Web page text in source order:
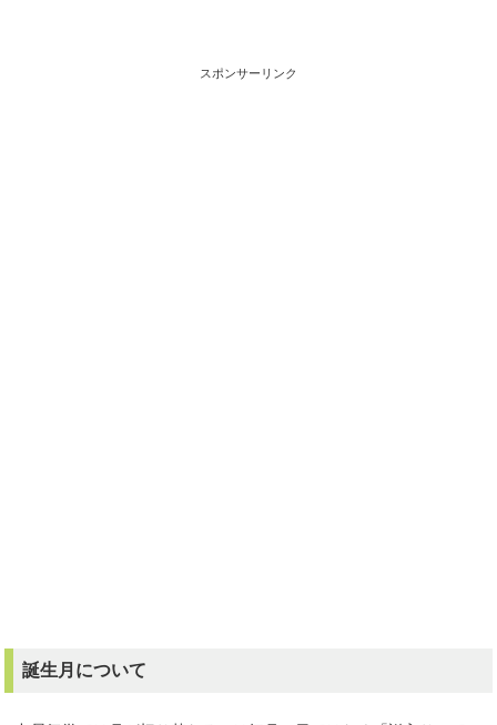
スポンサーリンク
誕生月について